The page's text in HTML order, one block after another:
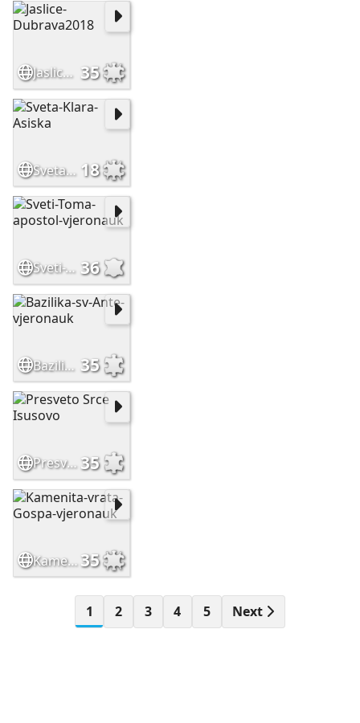
Jaslice-Dubrava2018 35
Sveta-Klara-Asiska 18
Sveti-Toma-apostol-vjeronauk 36
Bazilika-sv-Ante-vjeronauk 35
Presveto Srce Isusovo 35
Kamenita-vrata-Gospa-vjeronauk35
1 2 3 4 5 Next